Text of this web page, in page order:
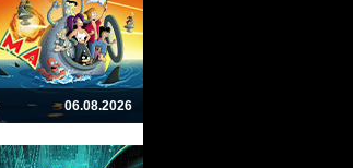
06.08.2026